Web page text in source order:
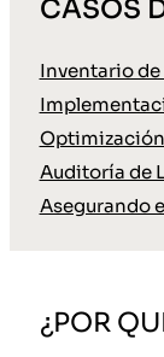
CASOS
Inventario de
Optimización
Auditoría de
Asegurando
¿POR